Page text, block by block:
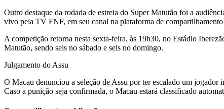
Outro destaque da rodada de estreia do Super Matutão foi a
vivo pela TV FNF, em seu canal na plataforma de
A competição retorna nesta sexta-feira, às 19h30, no Estádio
Matutão, sendo seis no sábado e seis no domingo.
Julgamento do Assu
O Macau denunciou a seleção de Assu por ter escalado um
Caso a punição seja confirmada, o Macau estará classificado